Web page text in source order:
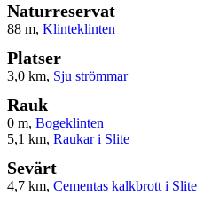
Naturreservat
88 m, Klinteklinten
Platser
3,0 km, Sju strömmar
Rauk
0 m, Bogeklinten
5,1 km, Raukar i Slite
Sevärt
4,7 km, Cementas kalkbrott i Slite